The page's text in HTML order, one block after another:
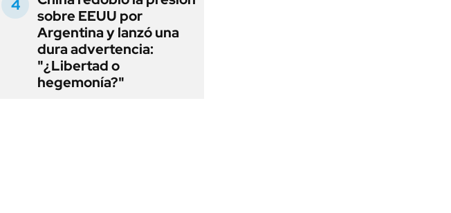
sobre EEUU por
Argentina y lanzó una
dura advertencia:
"¿Libertad o
hegemonía?"